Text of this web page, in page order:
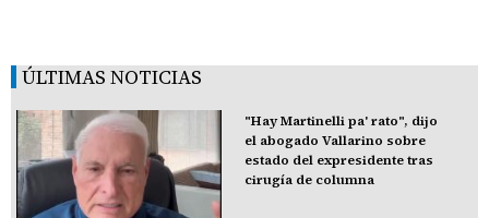
ÚLTIMAS NOTICIAS
"Hay Martinelli pa' rato", dijo
el abogado Vallarino sobre
estado del expresidente tras
cirugía de columna